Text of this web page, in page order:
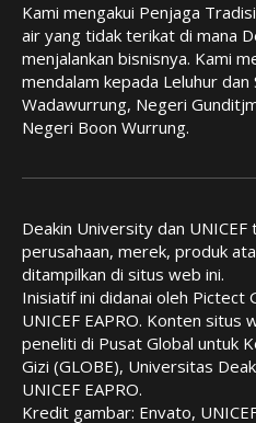
Kami mengakui Penjaga
air yang tidak terikat di mana
menjalankan bisnisnya. Kami
mendalam kepada Leluhur
Wadawurrung, Negeri
Negeri Boon Wurrung.
Deakin University dan UNICEF
perusahaan, merek, produk
ditampilkan di situs web ini.
Inisiatif ini didanai oleh Pictect
UNICEF EAPRO. Konten situs
peneliti di Pusat Global untuk
Gizi (GLOBE), Universitas
UNICEF EAPRO.
Kredit gambar: Envato,